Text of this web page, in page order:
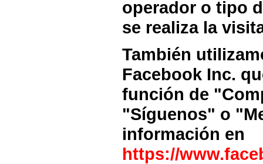
operador o tipo
se realiza la
También
Facebook Inc.
función de
"Síguenos" o
información en
https://